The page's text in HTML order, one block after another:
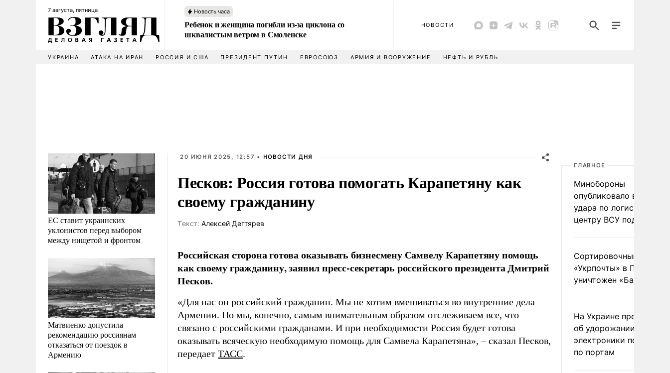
7 августа, пятница Новость часа
Ребенок и женщина погибли из-за циклона со
шквалистым ветром в Смоленске
НОВОСТИ
УКРАИНА АТАКА НА ИРАН РОССИЯ И США ПРЕЗИДЕНТ ПУТИН ЕВРОСОЮЗ АРМИЯ И ВООРУЖЕНИЕ НЕФТЬ И РУБЛЬ
ЕС ставит украинских
уклонистов перед выбором
между нищетой и фронтом
Матвиенко допустила
рекомендацию россиянам
отказаться от поездок в
Армению
20 ИЮНЯ 2025, 12:57 • НОВОСТИ ДНЯ
Песков: Россия готова помогать Карапетяну как
своему гражданину
Tекст: Алексей Дегтярев
Российская сторона готова оказывать бизнесмену Самвелу Карапетяну помощь
как своему гражданину, заявил пресс-секретарь российского президента Дмитрий
Песков.
«Для нас он российский гражданин. Мы не хотим вмешиваться во внутренние дела
Армении. Но мы, конечно, самым внимательным образом отслеживаем все, что
связано с российскими гражданами. И при необходимости Россия будет готова
оказывать всяческую необходимую помощь для Самвела Карапетяна», – сказал Песков,
передает ТАСС.
ГЛАВНОЕ
Минобороны
опубликовало видео
удара по
центру ВСУ под Киевом
Сортировочный пункт
«Укрпочты» в
уничтожен
На Украине
об удорожании
электроники после
по портам